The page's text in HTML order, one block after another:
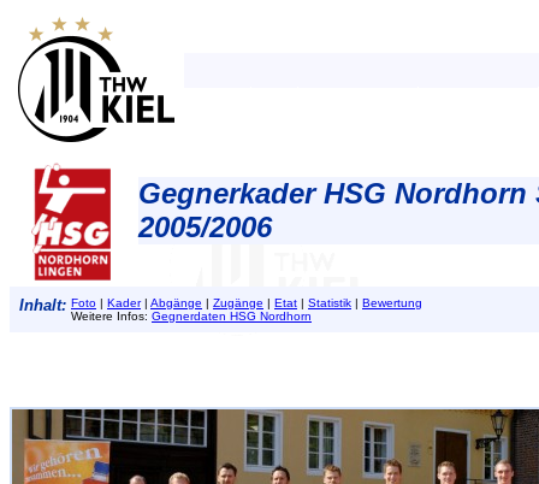
Gegnerkader HSG Nordhorn
2005/2006
Inhalt: Foto | Kader| Abgänge | Zugänge | Etat | Statistik | Bewertung
Weitere Infos: Gegnerdaten HSG Nordhorn